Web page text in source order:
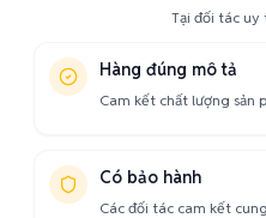
Tại đối tác uy
Hàng đúng mô tả
Cam kết chất lượng sản
Có bảo hành
Các đối tác cam kết